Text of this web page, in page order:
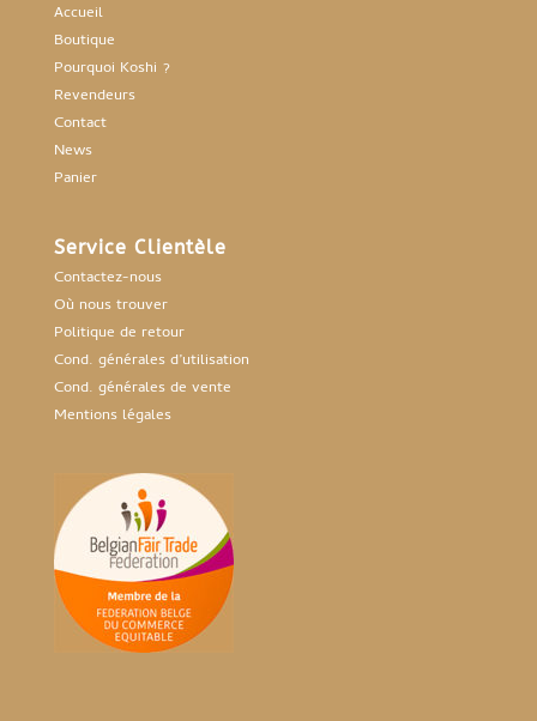
Accueil
Boutique
Pourquoi Koshi ?
Revendeurs
Contact
News
Panier
Service Clientèle
Contactez-nous
Où nous trouver
Politique de retour
Cond. générales d’utilisation
Cond. générales de vente
Mentions légales